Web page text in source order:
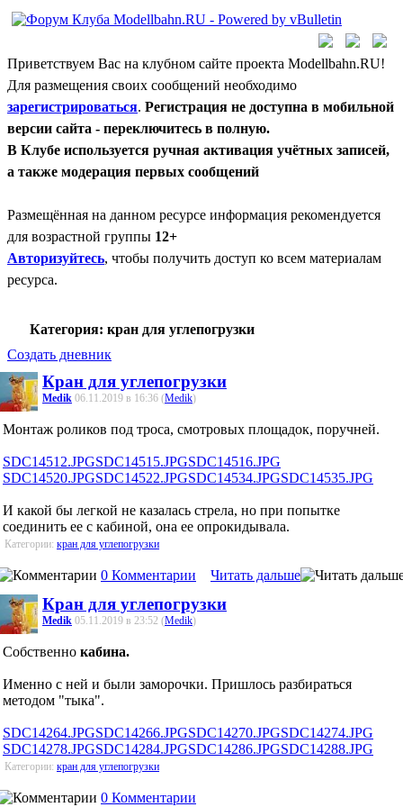
Приветствуем Вас на клубном сайте проекта Modellbahn.RU!
Для размещения своих сообщений необходимо
зарегистрироваться. Регистрация не доступна в мобильной
версии сайта - переключитесь в полную.
В Клубе используется ручная активация учётных записей,
а также модерация первых сообщений
Размещённая на данном ресурсе информация рекомендуется
для возрастной группы 12+
Авторизуйтесь, чтобы получить доступ ко всем материалам
ресурса.
Категория: кран для углепогрузки
Создать дневник
Кран для углепогрузки
Medik 06.11.2019 в 16:36 (Medik)
Монтаж роликов под троса, смотровых площадок, поручней.
SDC14512.JPGSDC14515.JPGSDC14516.JPG
SDC14520.JPGSDC14522.JPGSDC14534.JPGSDC14535.JPG
И какой бы легкой не казалась стрела, но при попытке
соединить ее с кабиной, она ее опрокидывала.
Категории: кран для углепогрузки
0 Комментарии Читать дальше
Кран для углепогрузки
Medik 05.11.2019 в 23:52 (Medik)
Собственно кабина.
Именно с ней и были заморочки. Пришлось разбираться
методом "тыка".
SDC14264.JPGSDC14266.JPGSDC14270.JPGSDC14274.JPG
SDC14278.JPGSDC14284.JPGSDC14286.JPGSDC14288.JPG
Категории: кран для углепогрузки
0 Комментарии